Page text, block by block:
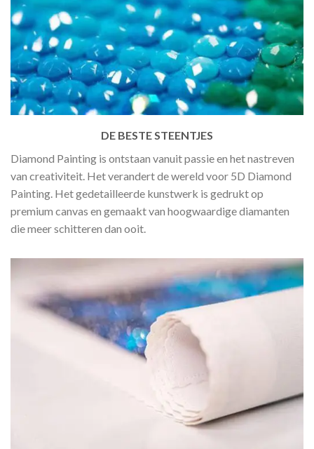
DE BESTE STEENTJES
Diamond Painting is ontstaan vanuit passie en het nastreven
van creativiteit. Het verandert de wereld voor 5D Diamond
Painting. Het gedetailleerde kunstwerk is gedrukt op
premium canvas en gemaakt van hoogwaardige diamanten
die meer schitteren dan ooit.